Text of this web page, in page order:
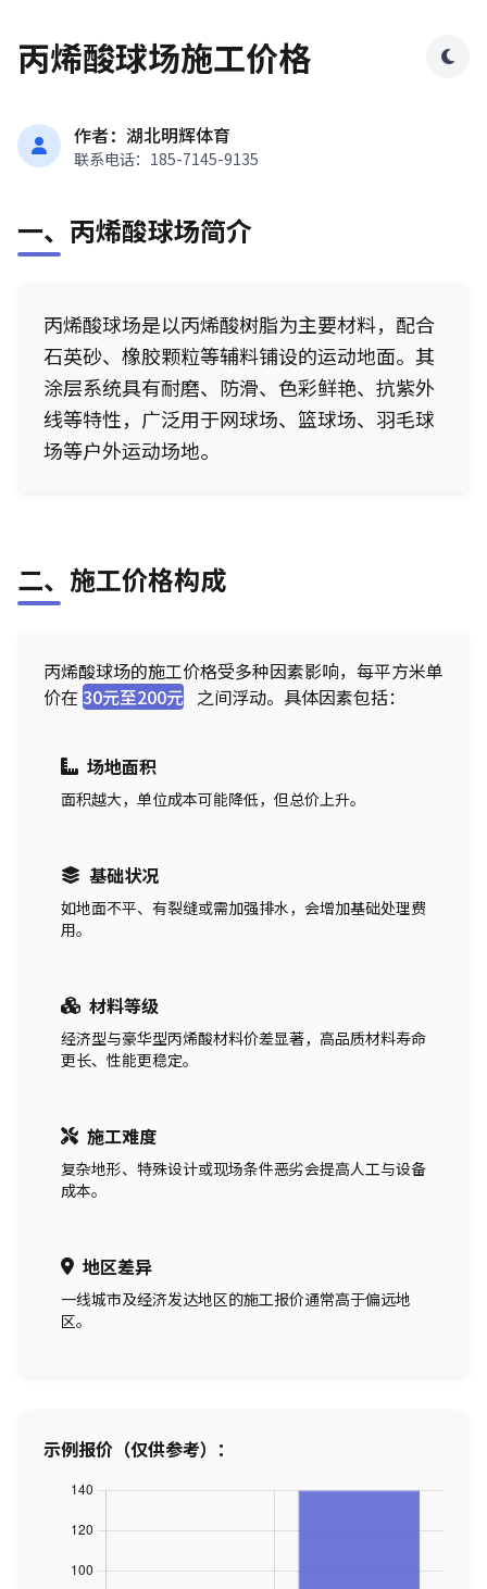
丙烯酸球场施工价格
作者：湖北明辉体育
联系电话：185-7145-9135
一、丙烯酸球场简介
丙烯酸球场是以丙烯酸树脂为主要材料，配合
石英砂、橡胶颗粒等辅料铺设的运动地面。其
涂层系统具有耐磨、防滑、色彩鲜艳、抗紫外
线等特性，广泛用于网球场、篮球场、羽毛球
场等户外运动场地。
二、施工价格构成
丙烯酸球场的施工价格受多种因素影响，每平方米单
价在 30元至200元 之间浮动。具体因素包括：
场地面积
面积越大，单位成本可能降低，但总价上升。
基础状况
如地面不平、有裂缝或需加强排水，会增加基础处理费
用。
材料等级
经济型与豪华型丙烯酸材料价差显著，高品质材料寿命
更长、性能更稳定。
施工难度
复杂地形、特殊设计或现场条件恶劣会提高人工与设备
成本。
地区差异
一线城市及经济发达地区的施工报价通常高于偏远地
区。
示例报价（仅供参考）：